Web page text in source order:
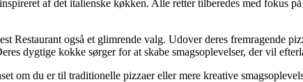
af det italienske køkken. Alle retter tilberedes med fokus
Restaurant også et glimrende valg. Udover deres fremragende
dygtige kokke sørger for at skabe smagsoplevelser, der vil
om du er til traditionelle pizzaer eller mere kreative